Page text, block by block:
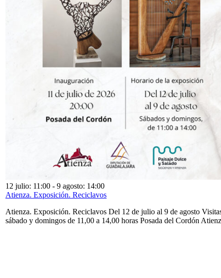
12 julio: 11:00 - 9 agosto: 14:00
Atienza. Exposición. Reciclavos
Atienza. Exposición. Reciclavos Del 12 de julio al 9 de agosto
sábado y domingos de 11,00 a 14,00 horas Posada del Cordón